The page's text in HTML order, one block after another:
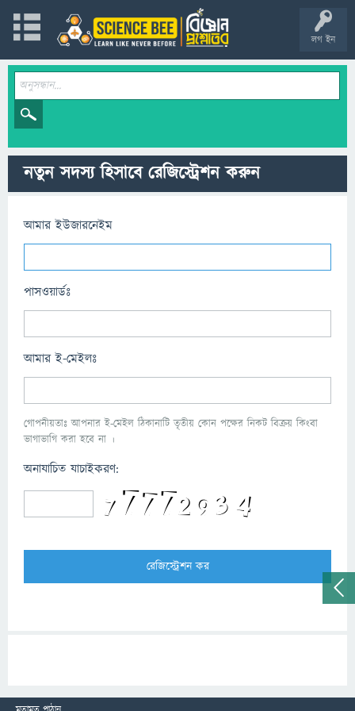
লগ ইন
নতুন সদস্য হিসাবে রেজিস্ট্রেশন করুন
আমার ইউজারনেইম
পাসওয়ার্ডঃ
আমার ই-মেইলঃ
গোপনীয়তাঃ আপনার ই-মেইল ঠিকানাটি তৃতীয় কোন পক্ষের নিকট বিক্রয় কিংবা
ভাগাভাগি করা হবে না ।
অনাযাচিত যাচাইকরণ: